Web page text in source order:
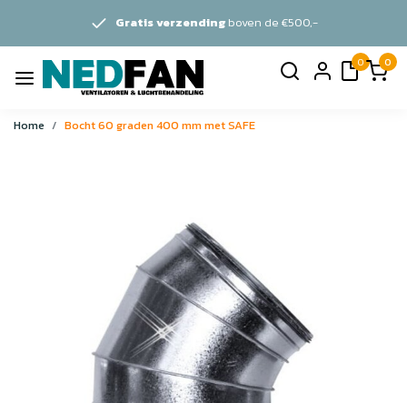
Gratis verzendingboven de €500,-
0 0
Home Bocht 60 graden 400 mm met SAFE